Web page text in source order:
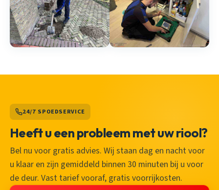
24/7 SPOEDSERVICE
Heeft u een probleem met uw riool?
Bel nu voor gratis advies. Wij staan dag en nacht voor
u klaar en zijn gemiddeld binnen 30 minuten bij u voor
de deur. Vast tarief vooraf, gratis voorrijkosten.